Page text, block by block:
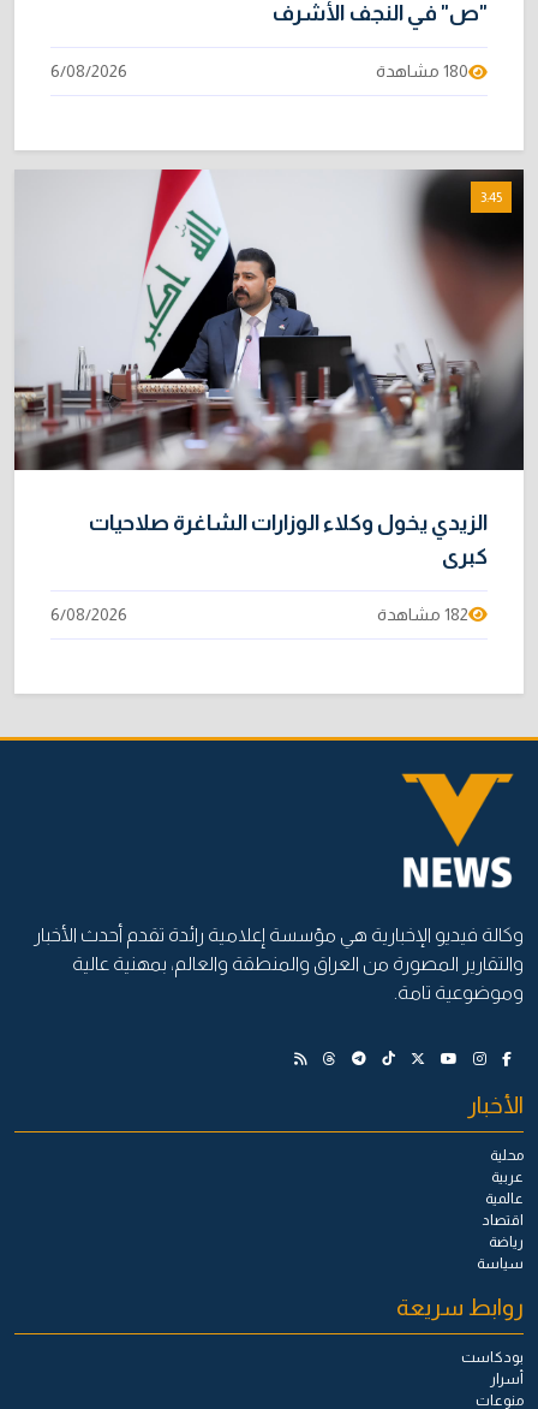
"ص" في النجف الأشرف
180 مشاهدة 6/08/2026
3:45
الزيدي يخول وكلاء الوزارات الشاغرة صلاحيات
كبرى
182 مشاهدة 6/08/2026
وكالة فيديو الإخبارية هي مؤسسة إعلامية رائدة تقدم أحدث الأخبار
والتقارير المصورة من العراق والمنطقة والعالم، بمهنية عالية
وموضوعية تامة.
الأخبار
محلية
عربية
عالمية
اقتصاد
رياضة
سياسة
روابط سريعة
بودكاست
أسرار
منوعات